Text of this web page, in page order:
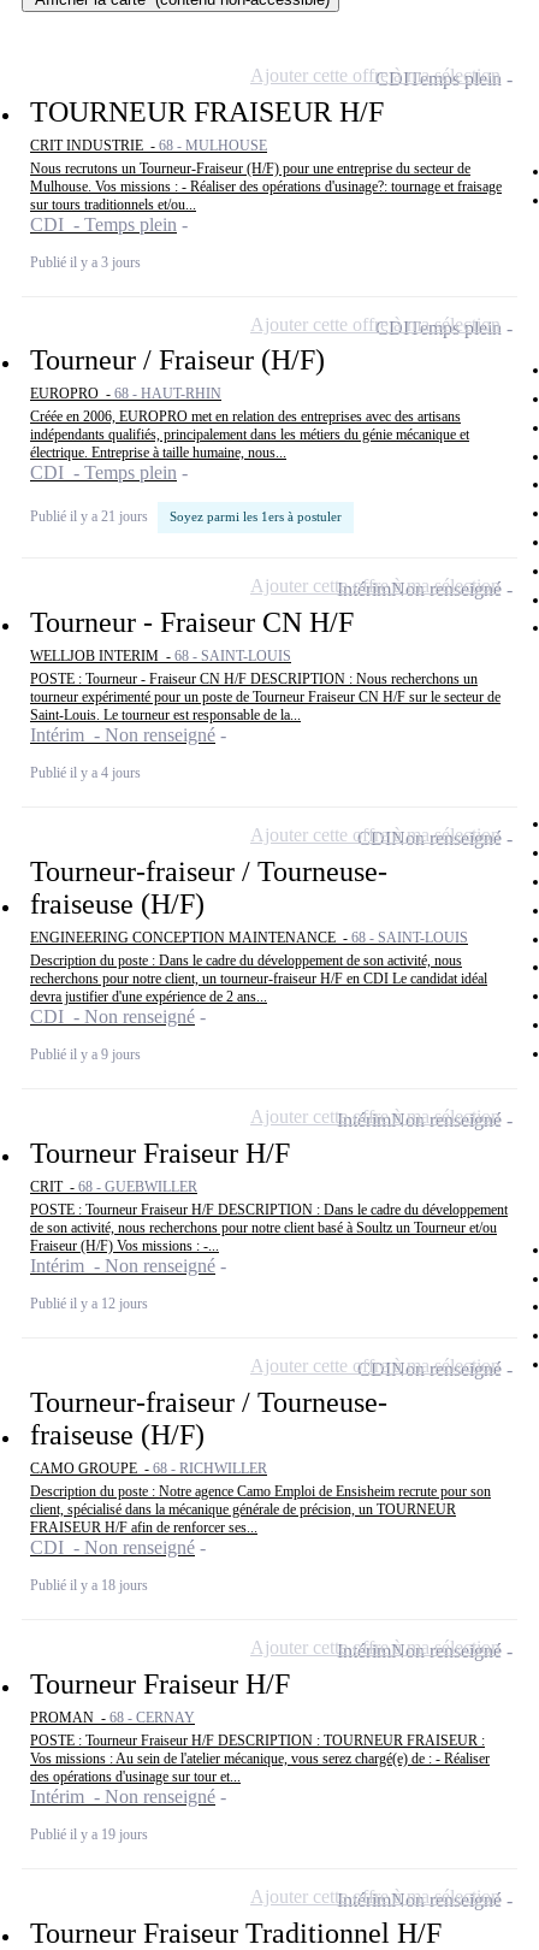
TOURNEUR FRAISEUR H/F
CRIT INDUSTRIE - 68 - MULHOUSE
Nous recrutons un Tourneur-Fraiseur (H/F) pour une entreprise du secteur de
Mulhouse. Vos missions : - Réaliser des opérations d'usinage?: tournage et fraisage
sur tours traditionnels et/ou...
CDI - Temps plein
Publié il y a 3 jours
CDITemps plein
Ajouter cette offre à ma sélection
Tourneur / Fraiseur (H/F)
EUROPRO - 68 - HAUT-RHIN
Créée en 2006, EUROPRO met en relation des entreprises avec des artisans
indépendants qualifiés, principalement dans les métiers du génie mécanique et
électrique. Entreprise à taille humaine, nous...
CDI - Temps plein
Publié il y a 21 jours Soyez parmi les 1ers à postuler
CDITemps plein
Ajouter cette offre à ma sélection
Tourneur - Fraiseur CN H/F
WELLJOB INTERIM - 68 - SAINT-LOUIS
POSTE : Tourneur - Fraiseur CN H/F DESCRIPTION : Nous recherchons un
tourneur expérimenté pour un poste de Tourneur Fraiseur CN H/F sur le secteur de
Saint-Louis. Le tourneur est responsable de la...
Intérim - Non renseigné
Publié il y a 4 jours
IntérimNon renseigné
Ajouter cette offre à ma sélection
Tourneur-fraiseur / Tourneuse-
fraiseuse (H/F)
ENGINEERING CONCEPTION MAINTENANCE - 68 - SAINT-LOUIS
Description du poste : Dans le cadre du développement de son activité, nous
recherchons pour notre client, un tourneur-fraiseur H/F en CDI Le candidat idéal
devra justifier d'une expérience de 2 ans...
CDI - Non renseigné
Publié il y a 9 jours
CDINon renseigné
Ajouter cette offre à ma sélection
Tourneur Fraiseur H/F
CRIT - 68 - GUEBWILLER
POSTE : Tourneur Fraiseur H/F DESCRIPTION : Dans le cadre du développement
de son activité, nous recherchons pour notre client basé à Soultz un Tourneur et/ou
Fraiseur (H/F) Vos missions : -...
Intérim - Non renseigné
Publié il y a 12 jours
IntérimNon renseigné
Ajouter cette offre à ma sélection
Tourneur-fraiseur / Tourneuse-
fraiseuse (H/F)
CAMO GROUPE - 68 - RICHWILLER
Description du poste : Notre agence Camo Emploi de Ensisheim recrute pour son
client, spécialisé dans la mécanique générale de précision, un TOURNEUR
FRAISEUR H/F afin de renforcer ses...
CDI - Non renseigné
Publié il y a 18 jours
CDINon renseigné
Ajouter cette offre à ma sélection
Tourneur Fraiseur H/F
PROMAN - 68 - CERNAY
POSTE : Tourneur Fraiseur H/F DESCRIPTION : TOURNEUR FRAISEUR :
Vos missions : Au sein de l'atelier mécanique, vous serez chargé(e) de : - Réaliser
des opérations d'usinage sur tour et...
Intérim - Non renseigné
Publié il y a 19 jours
IntérimNon renseigné
Ajouter cette offre à ma sélection
Tourneur Fraiseur Traditionnel H/F
IntérimNon renseigné
Ajouter cette offre à ma sélection